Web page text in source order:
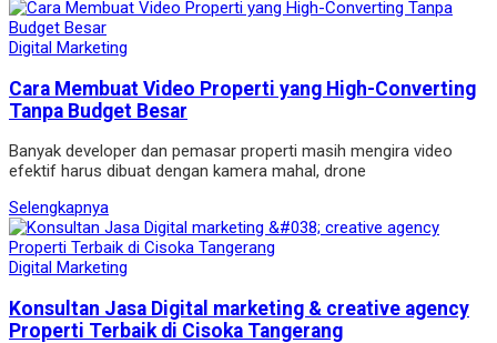
Digital Marketing
Cara Membuat Video Properti yang High-Converting
Tanpa Budget Besar
Banyak developer dan pemasar properti masih mengira video
efektif harus dibuat dengan kamera mahal, drone
Selengkapnya
Digital Marketing
Konsultan Jasa Digital marketing & creative agency
Properti Terbaik di Cisoka Tangerang